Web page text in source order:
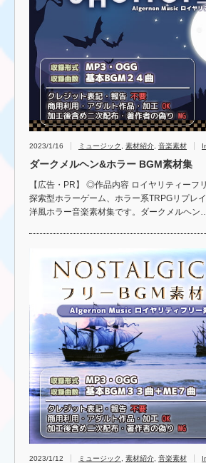
2023/1/16 ミュージック 素材紹介 音楽素材
ダークメルヘン&ホラー BGM素材集
【広告・PR】 ◎作品内容 ロイヤリティーフ
探索型ホラーゲーム、ホラー系TRPGリプレ
洋風ホラー音楽素材集です。ダークメルヘン…
2023/1/12 ミュージック 素材紹介 音楽素材